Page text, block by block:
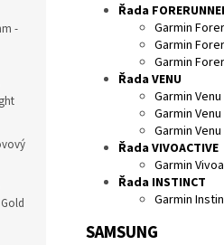
-
Řada
Garmin
Garmin
Garmin
Řada VENU
Garmin Venu
Garmin Venu
Garmin
Řada VIVOACTIVE
Garmin
Řada INSTINCT
Garmin
SAMSUNG